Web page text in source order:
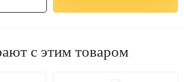
с этим товаром